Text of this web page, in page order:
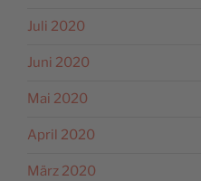
Juli 2020
Juni 2020
Mai 2020
April 2020
März 2020